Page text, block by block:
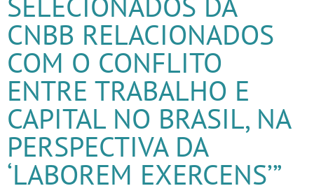
CNBB RELACIONADOS
COM O CONFLITO
ENTRE TRABALHO E
CAPITAL NO BRASIL, NA
PERSPECTIVA DA
‘LABOREM EXERCENS’”